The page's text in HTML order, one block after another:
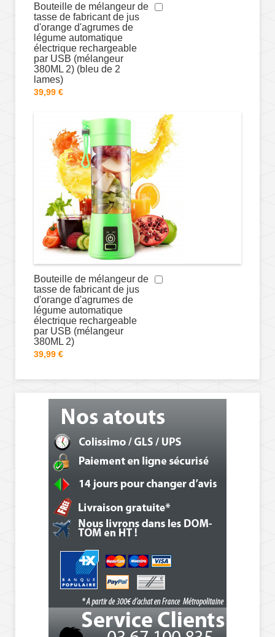
Bouteille de mélangeur de
tasse de fabricant de jus
d'orange d'agrumes de
légume automatique
électrique rechargeable
par USB (mélangeur
380ML 2) (bleu de 2
lames)
39,99 €
Bouteille de mélangeur de
tasse de fabricant de jus
d'orange d'agrumes de
légume automatique
électrique rechargeable
par USB (mélangeur
380ML 2)
39,99 €